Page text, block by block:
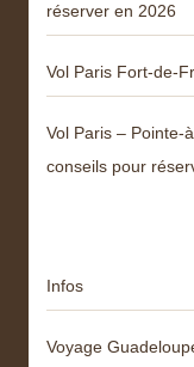
réserver en 2026
Vol Paris Fort-de-
Vol Paris – Pointe-
conseils pour
Infos
Voyage